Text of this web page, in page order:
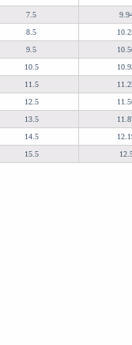
7.5
8.5
9.5
10.5
11.5
12.5
13.5
14.5
15.5